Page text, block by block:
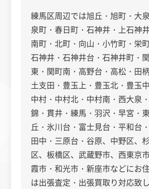
練馬区周辺では旭丘・旭町・大
泉町・春日町・石神井・上石神
南町・北町・向山・小竹町・栄
石神井・石神井台・石神井町・
東・関町南・高野台・高松・田
土支田・豊玉上・豊玉北・豊玉
中村・中村北・中村南・西大泉
錦・貫井・練馬・羽沢・早宮・
丘・氷川台・富士見台・平和台
田中・三原台・谷原、中野区、
区、板橋区、武蔵野市、西東京
霞市・和光市・新座市などにお
は出張査定・出張買取り対応致